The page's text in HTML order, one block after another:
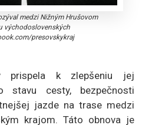
medzi Nižným Hrušovom
východoslovenských
presovskykraj
prispela k zlepšeniu jej
stavu cesty, bezpečnosti
jazde na trase medzi
krajom. Táto obnova je